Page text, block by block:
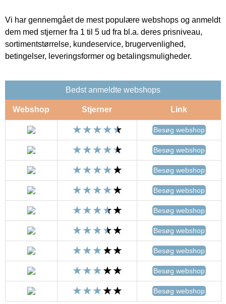
Vi har gennemgået de mest populære webshops og anmeldt
dem med stjerner fra 1 til 5 ud fra bl.a. deres prisniveau,
sortimentstørrelse, kundeservice, brugervenlighed,
betingelser, leveringsformer og betalingsmuligheder.
Bedst anmeldte webshops
Webshop Stjerner Link
Besøg webshop
Besøg webshop
Besøg webshop
Besøg webshop
Besøg webshop
Besøg webshop
Besøg webshop
Besøg webshop
Besøg webshop